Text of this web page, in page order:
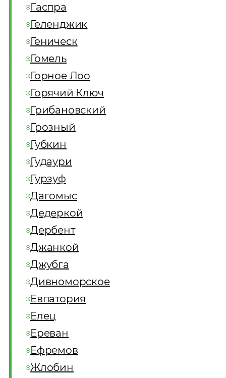
Гаспра
Геленджик
Геническ
Гомель
Горное Лоо
Горячий Ключ
Грибановский
Грозный
Губкин
Гудаури
Гурзуф
Дагомыс
Дедеркой
Дербент
Джанкой
Джубга
Дивноморское
Евпатория
Елец
Ереван
Ефремов
Жлобин